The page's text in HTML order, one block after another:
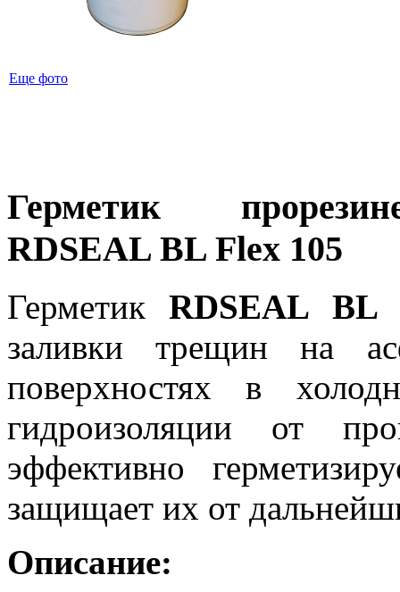
Еще фото
Герметик
RDSEAL BL Flex 105
ГерметикRDSEAL BL
заливки трещин на
поверхностях в
гидроизоляции от
эффективно
защищает их от
Описание: